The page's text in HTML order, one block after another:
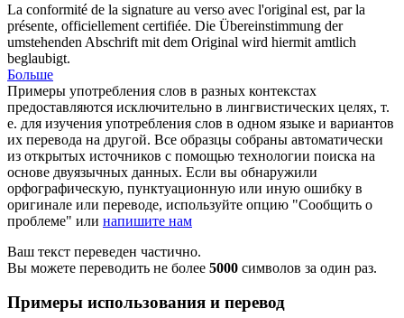
La conformité de la signature au verso avec l'original est, par la
présente, officiellement certifiée. Die Übereinstimmung der
umstehenden Abschrift mit dem Original wird hiermit amtlich
beglaubigt.
Больше
Примеры употребления слов в разных контекстах
предоставляются исключительно в лингвистических целях, т.
е. для изучения употребления слов в одном языке и вариантов
их перевода на другой. Все образцы собраны автоматически
из открытых источников с помощью технологии поиска на
основе двуязычных данных. Если вы обнаружили
орфографическую, пунктуационную или иную ошибку в
оригинале или переводе, используйте опцию "Сообщить о
проблеме" или напишите нам
Ваш текст переведен частично.
Вы можете переводить не более 5000 символов за один раз.
Примеры использования и перевод